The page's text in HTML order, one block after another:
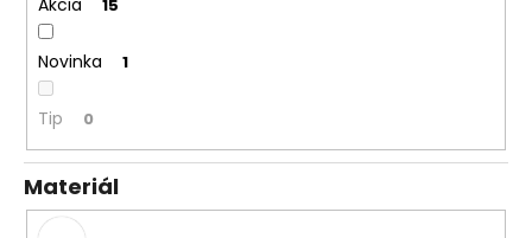
Akcia 15
Novinka 1
Tip 0
Materiál
a
m